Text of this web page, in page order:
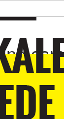
De maand
Wat gaan
Sinds